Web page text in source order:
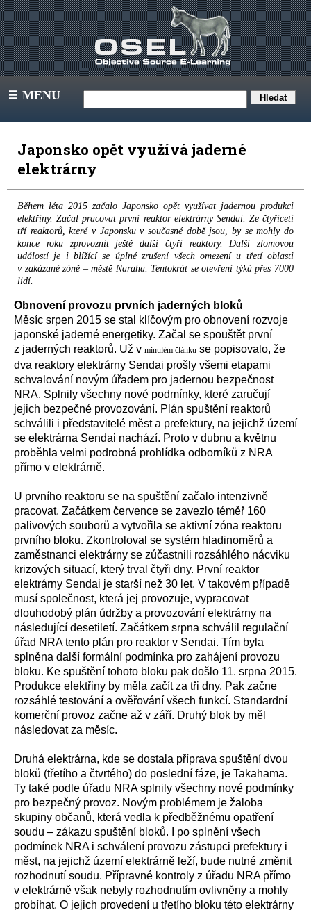
III MENU
Japonsko opět využívá jaderné
elektrárny
Během léta 2015 začalo Japonsko opět využívat jadernou produkci
elektřiny. Začal pracovat první reaktor elektrárny Sendai. Ze čtyřiceti
tří reaktorů, které v Japonsku v současné době jsou, by se mohly do
konce roku zprovoznit ještě další čtyři reaktory. Další zlomovou
událostí je i blížící se úplné zrušení všech omezení u třetí oblasti
v zakázané zóně – městě Naraha. Tentokrát se otevření týká přes 7000
lidí.
Obnovení provozu prvních jaderných bloků
Měsíc srpen 2015 se stal klíčovým pro obnovení rozvoje
japonské jaderné energetiky. Začal se spouštět první
z jaderných reaktorů. Už v minulém článku se popisovalo, že
dva reaktory elektrárny Sendai prošly všemi etapami
schvalování novým úřadem pro jadernou bezpečnost
NRA. Splnily všechny nové podmínky, které zaručují
jejich bezpečné provozování. Plán spuštění reaktorů
schválili i představitelé měst a prefektury, na jejichž území
se elektrárna Sendai nachází. Proto v dubnu a květnu
proběhla velmi podrobná prohlídka odborníků z NRA
přímo v elektrárně.
U prvního reaktoru se na spuštění začalo intenzivně
pracovat. Začátkem července se zavezlo téměř 160
palivových souborů a vytvořila se aktivní zóna reaktoru
prvního bloku. Zkontroloval se systém hladinoměrů a
zaměstnanci elektrárny se zúčastnili rozsáhlého nácviku
krizových situací, který trval čtyři dny. První reaktor
elektrárny Sendai je starší než 30 let. V takovém případě
musí společnost, která jej provozuje, vypracovat
dlouhodobý plán údržby a provozování elektrárny na
následující desetiletí. Začátkem srpna schválil regulační
úřad NRA tento plán pro reaktor v Sendai. Tím byla
splněna další formální podmínka pro zahájení provozu
bloku. Ke spuštění tohoto bloku pak došlo 11. srpna 2015.
Produkce elektřiny by měla začít za tři dny. Pak začne
rozsáhlé testování a ověřování všech funkcí. Standardní
komerční provoz začne až v září. Druhý blok by měl
následovat za měsíc.
Druhá elektrárna, kde se dostala příprava spuštění dvou
bloků (třetího a čtvrtého) do poslední fáze, je Takahama.
Ty také podle úřadu NRA splnily všechny nové podmínky
pro bezpečný provoz. Novým problémem je žaloba
skupiny občanů, která vedla k předběžnému opatření
soudu – zákazu spuštění bloků. I po splnění všech
podmínek NRA i schválení provozu zástupci prefektury i
měst, na jejichž území elektrárně leží, bude nutné změnit
rozhodnutí soudu. Přípravné kontroly z úřadu NRA přímo
v elektrárně však nebyly rozhodnutím ovlivněny a mohly
probíhat. O jejich provedení u třetího bloku této elektrárny